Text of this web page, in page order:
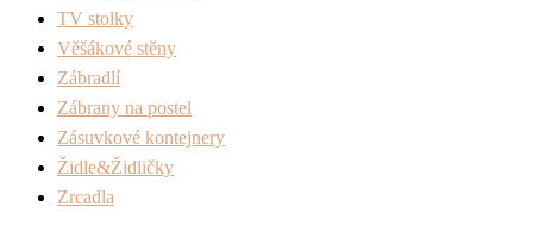
TV stolky
Věšákové stěny
Zábradlí
Zábrany na postel
Zásuvkové kontejnery
Židle&Židličky
Zrcadla